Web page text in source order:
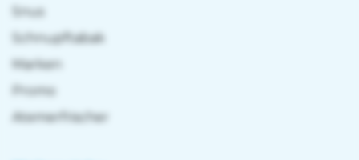
Snus
Schnupftabak
Marken
Promo
Atemerfrischer